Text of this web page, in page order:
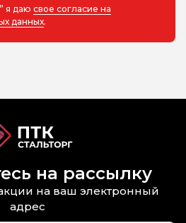
я даю свое согласие на
данных.
на рассылку
на ваш электронный
адрес